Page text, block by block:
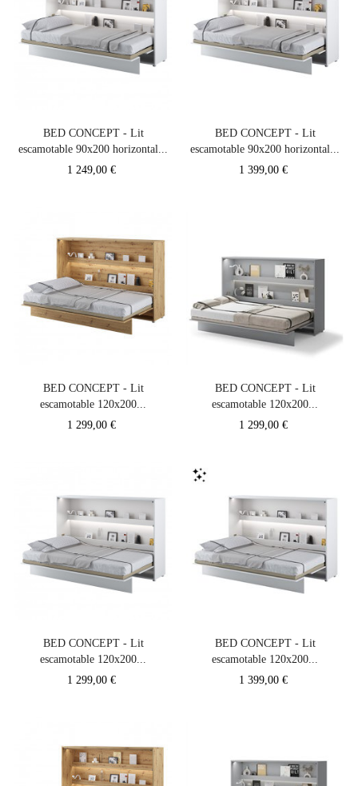
BED CONCEPT - Lit
escamotable 90x200 horizontal...
Prix
1 249,00 €
BED CONCEPT - Lit
escamotable 90x200 horizontal...
Prix
1 399,00 €
BED CONCEPT - Lit
escamotable 120x200...
Prix
1 299,00 €
BED CONCEPT - Lit
escamotable 120x200...
Prix
1 299,00 €
BED CONCEPT - Lit
escamotable 120x200...
Prix
1 299,00 €
BED CONCEPT - Lit
escamotable 120x200...
Prix
1 399,00 €